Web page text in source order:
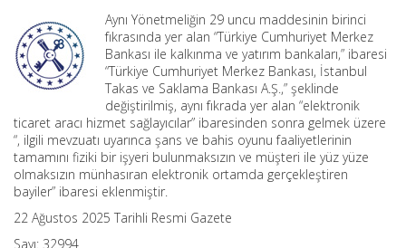
Programı
Hakkında
Yönetmelikte
Değişiklik
Yapılmasına
Yönetmelik
için
Aynı Yönetmeliğin 29 uncu maddesinin birinci
fıkrasında yer alan “Türkiye Cumhuriyet Merkez
Bankası ile kalkınma ve yatırım bankaları,” ibaresi
“Türkiye Cumhuriyet Merkez Bankası, İstanbul
Takas ve Saklama Bankası A.Ş.,” şeklinde
değiştirilmiş, aynı fıkrada yer alan “elektronik
ticaret aracı hizmet sağlayıcılar” ibaresinden sonra gelmek üzere
“, ilgili mevzuatı uyarınca şans ve bahis oyunu faaliyetlerinin
tamamını fiziki bir işyeri bulunmaksızın ve müşteri ile yüz yüze
olmaksızın münhasıran elektronik ortamda gerçekleştiren
bayiler” ibaresi eklenmiştir.
22 Ağustos 2025 Tarihli Resmi Gazete
Sayı: 32994